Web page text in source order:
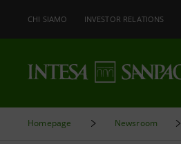
CHI SIAMO INVESTOR RELATIONS
Homepage Newsroom